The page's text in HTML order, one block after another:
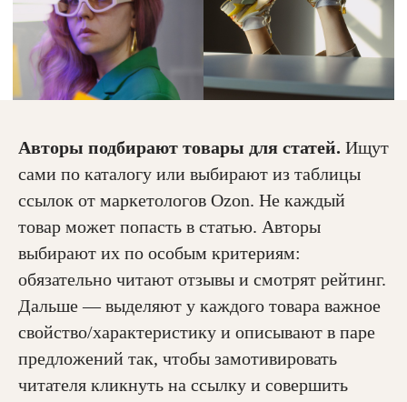
Авторы подбирают товары для статей. Ищут
сами по каталогу или выбирают из таблицы
ссылок от маркетологов Ozon. Не каждый
товар может попасть в статью. Авторы
выбирают их по особым критериям:
обязательно читают отзывы и смотрят рейтинг.
Дальше — выделяют у каждого товара важное
свойство/характеристику и описывают в паре
предложений так, чтобы замотивировать
читателя кликнуть на ссылку и совершить